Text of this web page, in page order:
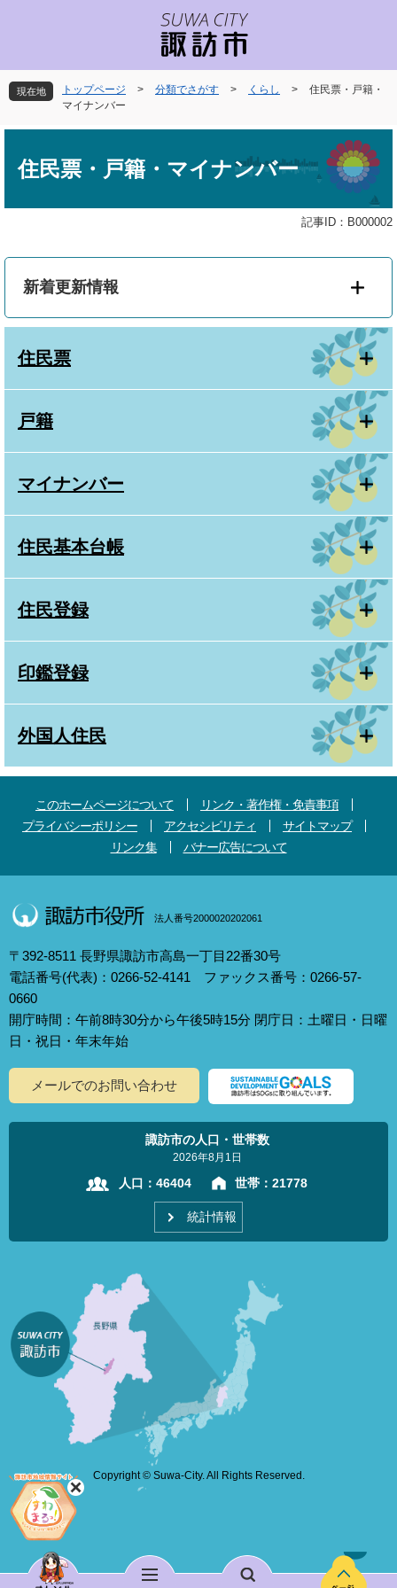
先
頭
を
飛
現在地 トップページ > 分類でさがす > くらし >
住民票・戸籍・
マイナンバー
住民票・戸籍・マイナンバー
記事ID：B000002
新着更新情報
住民票
戸籍
マイナンバー
住民基本台帳
住民登録
印鑑登録
外国人住民
このホームページについて
リンク・著作権・免責事項
プライバシーポリシー
アクセシビリティ
サイトマップ
リンク集
バナー広告について
法人番号2000020202061
〒392-8511 長野県諏訪市高島一丁目22番30号
電話番号(代表)：0266-52-4141 ファックス番号：0266-57-
0660
開庁時間：午前8時30分から午後5時15分 閉庁日：土曜日・日曜
日・祝日・年末年始
メールでのお問い合わせ
諏訪市の人口・世帯数
2026年8月1日
人口： 46404 世帯： 21778
統計情報
Copyright © Suwa-City. All Rights Reserved.